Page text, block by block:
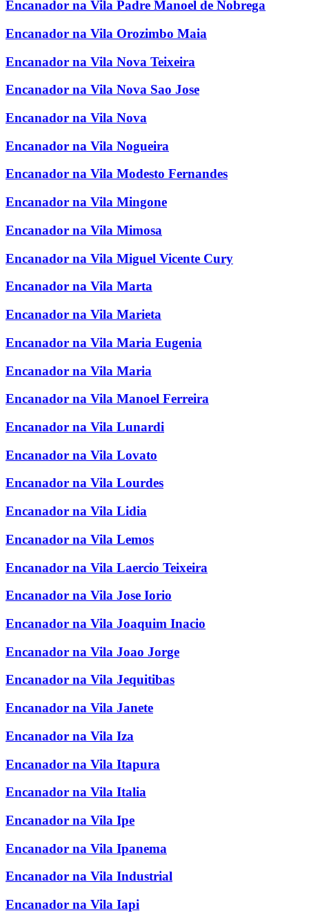
Encanador na Vila Padre Manoel de Nobrega
Encanador na Vila Orozimbo Maia
Encanador na Vila Nova Teixeira
Encanador na Vila Nova Sao Jose
Encanador na Vila Nova
Encanador na Vila Nogueira
Encanador na Vila Modesto Fernandes
Encanador na Vila Mingone
Encanador na Vila Mimosa
Encanador na Vila Miguel Vicente Cury
Encanador na Vila Marta
Encanador na Vila Marieta
Encanador na Vila Maria Eugenia
Encanador na Vila Maria
Encanador na Vila Manoel Ferreira
Encanador na Vila Lunardi
Encanador na Vila Lovato
Encanador na Vila Lourdes
Encanador na Vila Lidia
Encanador na Vila Lemos
Encanador na Vila Laercio Teixeira
Encanador na Vila Jose Iorio
Encanador na Vila Joaquim Inacio
Encanador na Vila Joao Jorge
Encanador na Vila Jequitibas
Encanador na Vila Janete
Encanador na Vila Iza
Encanador na Vila Itapura
Encanador na Vila Italia
Encanador na Vila Ipe
Encanador na Vila Ipanema
Encanador na Vila Industrial
Encanador na Vila Iapi